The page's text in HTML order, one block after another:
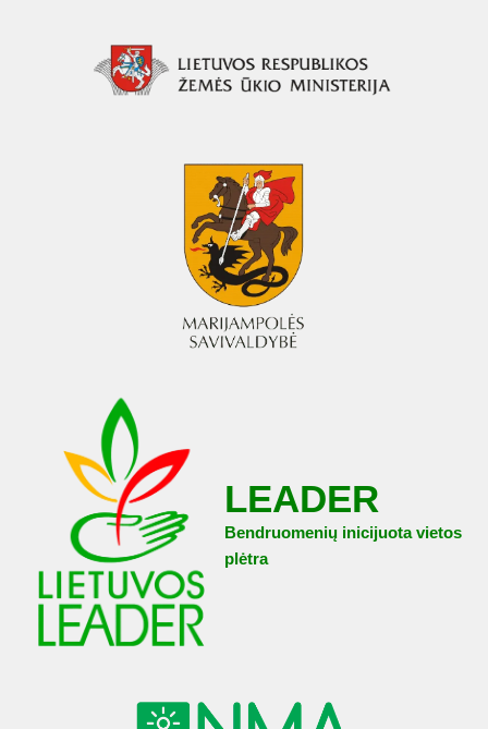
LEADER
Bendruomenių inicijuota vietos
plėtra